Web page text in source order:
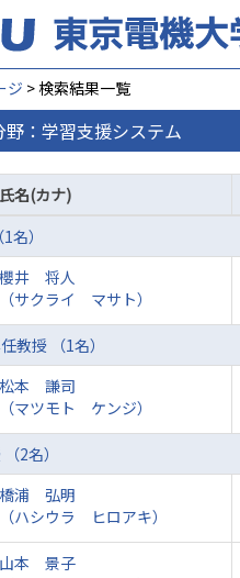
ジ > 検索結果一覧
野：学習支援システム
氏名(カナ)
名）
櫻井 将人
（サクライ マサト）
教授 （1名）
松本 謙司
（マツモト ケンジ）
2名）
橋浦 弘明
（ハシウラ ヒロアキ）
山本 景子